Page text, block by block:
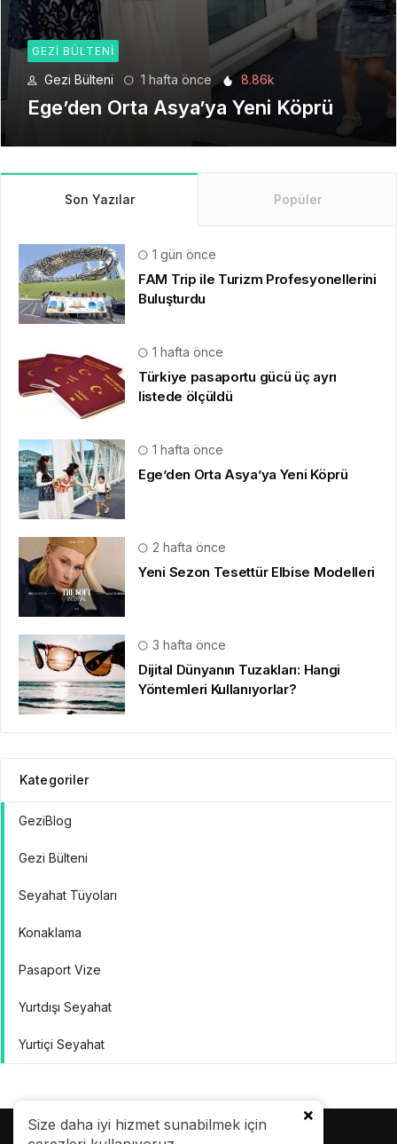
Size daha iyi hizmet sunabilmek için
GEZI BÜLTENI
Gezi Bülteni 6.21k
Seyahat Teknolojilerinde Yeni Bir
Dönem
Son Yazılar Popüler
1 gün önce
FAM Trip ile Turizm Profesyonellerini
Buluşturdu
1 hafta önce
Türkiye pasaportu gücü üç ayrı
listede ölçüldü
1 hafta önce
Ege’den Orta Asya’ya Yeni Köprü
2 hafta önce
Yeni Sezon Tesettür Elbise Modelleri
3 hafta önce
Dijital Dünyanın Tuzakları: Hangi
Yöntemleri Kullanıyorlar?
Kategoriler
GeziBlog
Gezi Bülteni
Seyahat Tüyoları
Konaklama
Pasaport Vize
Yurtdışı Seyahat
Yurtiçi Seyahat